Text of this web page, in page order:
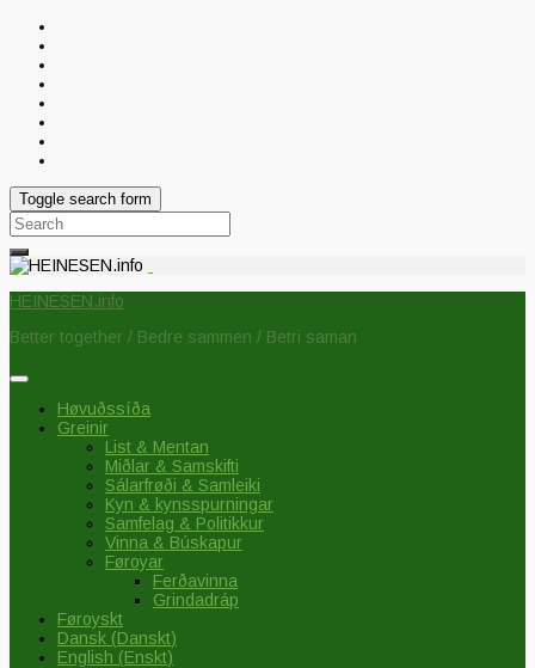
Toggle search form
Search
for:
HEINESEN.info
Better together / Bedre sammen / Betri saman
Høvuðssíða
Greinir
List & Mentan
Miðlar & Samskifti
Sálarfrøði & Samleiki
Kyn & kynsspurningar
Samfelag & Politikkur
Vinna & Búskapur
Føroyar
Ferðavinna
Grindadráp
Føroyskt
Dansk (Danskt)
English (Enskt)